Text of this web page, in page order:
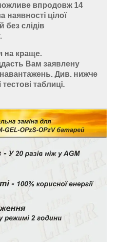
впродовж 14
наявності цілої
без слідів
на краще.
Вам заявлену
Див. нижче
таблиці.